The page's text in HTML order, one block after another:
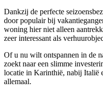
Dankzij de perfecte
door populair bij
woning hier niet alleen
zeer interessant als
Of u nu wilt ontspannen in de
zoekt naar een slimme
locatie in Karinthië, nabij Italië
allemaal.